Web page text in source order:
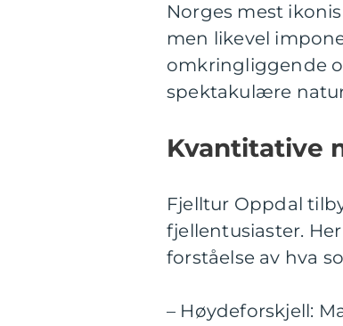
Norges mest
men likevel
omkringliggende
spektakulære
Kvantitative
Fjelltur Oppdal
fjellentusiaster.
forståelse av hva
– Høydeforskjell: